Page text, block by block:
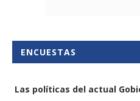
ENCUESTAS
Las políticas del actual